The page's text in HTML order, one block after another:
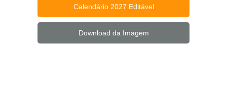
Calendário 2027 Editável
Download da Imagem